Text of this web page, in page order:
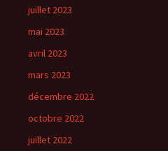
juillet 2023
mai 2023
avril 2023
mars 2023
décembre 2022
octobre 2022
juillet 2022